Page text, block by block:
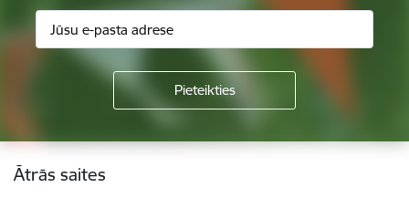
Kājene
Ātrās saites